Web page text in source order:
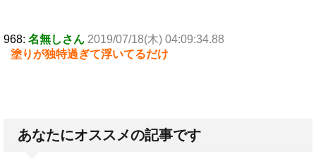
968: 名無しさん 2019/07/18(木) 04:09:34.88
塗りが独特過ぎて浮いてるだけ
あなたにオススメの記事です